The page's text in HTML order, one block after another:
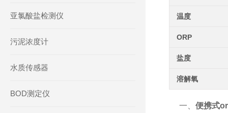
温度
ORP
盐度
溶解氧
一、 便携式
亚氯酸盐检测仪
污泥浓度计
水质传感器
BOD测定仪